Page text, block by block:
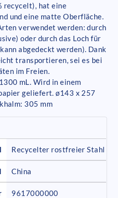
recycelt), hat eine
und eine matte Oberfläche.
verwendet werden: durch
oder durch das Loch für
abgedeckt werden). Dank
transportieren, sei es bei
im Freien.
mL. Wird in einem
geliefert. ø143 x 257
305 mm
Recycelter rostfreier Stahl
China
9617000000